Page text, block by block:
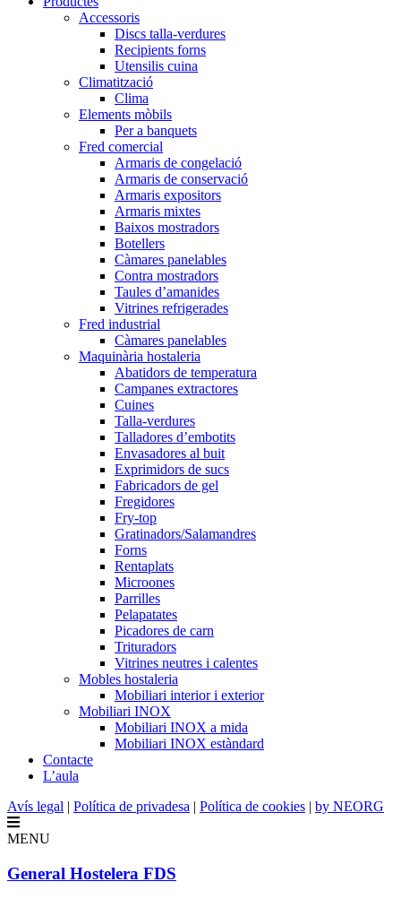
Accessoris
Discs talla-verdures
Recipients forns
Utensilis cuina
Climatització
Clima
Elements mòbils
Per a banquets
Fred comercial
Armaris de congelació
Armaris de conservació
Armaris expositors
Armaris mixtes
Baixos mostradors
Botellers
Càmares panelables
Contra mostradors
Taules d’amanides
Vitrines refrigerades
Fred industrial
Càmares panelables
Maquinària hostaleria
Abatidors de temperatura
Campanes extractores
Cuines
Talla-verdures
Talladores d’embotits
Envasadores al buit
Exprimidors de sucs
Fabricadors de gel
Fregidores
Fry-top
Gratinadors/Salamandres
Forns
Rentaplats
Microones
Parrilles
Pelapatates
Picadores de carn
Trituradors
Vitrines neutres i calentes
Mobles hostaleria
Mobiliari interior i exterior
Mobiliari INOX
Mobiliari INOX a mida
Mobiliari INOX estàndard
Contacte
L’aula
Avís legal | Política de privadesa | Política de cookies | by NEORG
MENU
General Hostelera FDS